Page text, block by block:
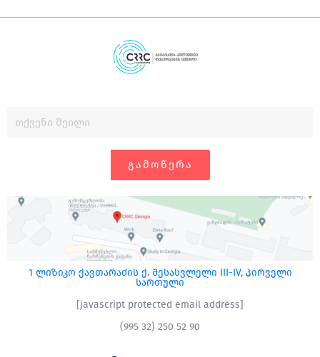
ᲒᲐᲛᲝᲬᲔᲠᲐ
1 ლიზიკო ქავთარაძის ქ. შესასვლელი III-IV, პირველი
სართული
[javascript protected email address]
(995 32) 250 52 90